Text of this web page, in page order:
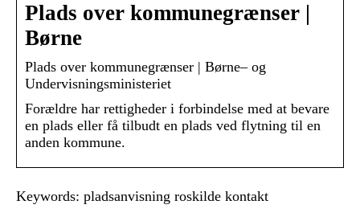
Plads over kommunegrænser |
Børne
Plads over kommunegrænser | Børne– og
Undervisningsministeriet
Forældre har rettigheder i forbindelse med at bevare
en plads eller få tilbudt en plads ved flytning til en
anden kommune.
Keywords: pladsanvisning roskilde kontakt